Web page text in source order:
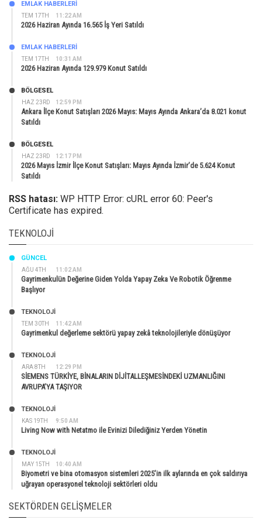
TEM 17TH 11:22 AM
EMLAK HABERLERI
2026 Haziran Ayında 16.565 İş Yeri Satıldı
TEM 17TH 10:31 AM
EMLAK HABERLERI
2026 Haziran Ayında 129.979 Konut Satıldı
HAZ 23RD 12:59 PM
BÖLGESEL
Ankara İlçe Konut Satışları 2026 Mayıs: Mayıs Ayında Ankara’da 8.021 konut
Satıldı
HAZ 23RD 12:17 PM
BÖLGESEL
2026 Mayıs İzmir İlçe Konut Satışları: Mayıs Ayında İzmir’de 5.624 Konut
Satıldı
RSS hatası: WP HTTP Error: cURL error 60: Peer's
Certificate has expired.
TEKNOLOJI
AĞU 4TH 11:02 AM
GÜNCEL
Gayrimenkulün Değerine Giden Yolda Yapay Zeka Ve Robotik Öğrenme
Başlıyor
TEM 30TH 11:42 AM
TEKNOLOJİ
Gayrimenkul değerleme sektörü yapay zekâ teknolojileriyle dönüşüyor
ARA 8TH 12:29 PM
TEKNOLOJİ
SİEMENS TÜRKİYE, BİNALARIN DİJİTALLEŞMESİNDEKİ UZMANLIĞINI
AVRUPA’YA TAŞIYOR
KAS 19TH 9:50 AM
TEKNOLOJİ
Living Now with Netatmo ile Evinizi Dilediğiniz Yerden Yönetin
MAY 15TH 10:40 AM
TEKNOLOJİ
Biyometri ve bina otomasyon sistemleri 2025’in ilk aylarında en çok saldırıya
uğrayan operasyonel teknoloji sektörleri oldu
SEKTÖRDEN GELIŞMELER